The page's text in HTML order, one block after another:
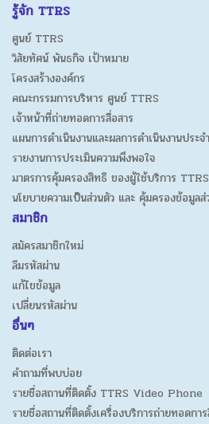
รู้จัก TTRS
ศูนย์ TTRS
วิสัยทัศน์ พันธกิจ เป้าหมาย
โครงสร้างองค์กร
คณะกรรมการบริหาร ศูนย์ TTRS
เจ้าหน้าที่ถ่ายทอดการสื่อสาร
แผนการดำเนินงานและผลการดำเนินงานประจ
รายงานการประเมินความพึงพอใจ
มาตรการคุ้มครองสิทธิ ของผู้ใช้บริการ TTRS
นโยบายความเป็นส่วนตัว และ คุ้มครองข้อมูล
สมาชิก
สมัครสมาชิกใหม่
ลืมรหัสผ่าน
แก้ไขข้อมูล
เปลี่ยนรหัสผ่าน
อื่นๆ
ติดต่อเรา
คำถามที่พบบ่อย
รายชื่อสถานที่ติดตั้ง TTRS Video Phone
รายชื่อสถานที่ติดตั้งเครื่องบริการถ่ายทอดกา